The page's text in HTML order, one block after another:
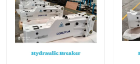
집
제품